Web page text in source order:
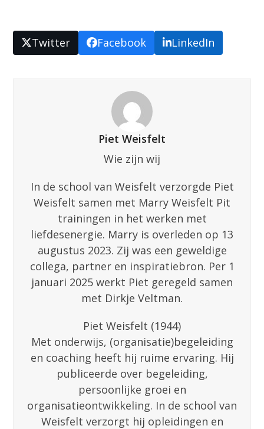
Twitter Facebook LinkedIn
Piet Weisfelt
Wie zijn wij
In de school van Weisfelt verzorgde Piet
Weisfelt samen met Marry Weisfelt Pit
trainingen in het werken met
liefdesenergie. Marry is overleden op 13
augustus 2023. Zij was een geweldige
collega, partner en inspiratiebron. Per 1
januari 2025 werkt Piet geregeld samen
met Dirkje Veltman.
Piet Weisfelt (1944)
Met onderwijs, (organisatie)begeleiding
en coaching heeft hij ruime ervaring. Hij
publiceerde over begeleiding,
persoonlijke groei en
organisatieontwikkeling. In de school van
Weisfelt verzorgt hij opleidingen en